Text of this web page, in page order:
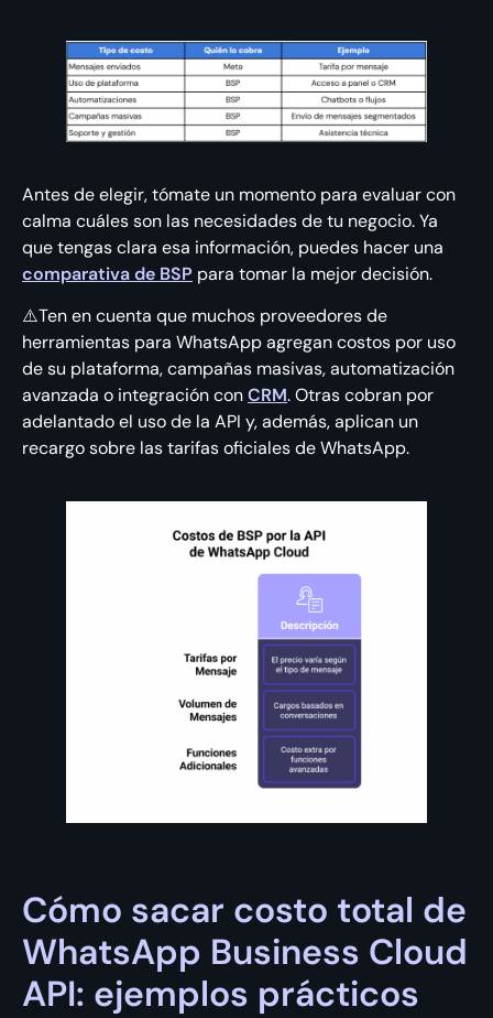
Antes de elegir, tómate un momento para evaluar con
calma cuáles son las necesidades de tu negocio. Ya
que tengas clara esa información, puedes hacer una
comparativa de BSP para tomar la mejor decisión.
⚠️Ten en cuenta que muchos proveedores de
herramientas para WhatsApp agregan costos por uso
de su plataforma, campañas masivas, automatización
avanzada o integración conCRM. Otras cobran por
adelantado el uso de la API y, además, aplican un
recargo sobre las tarifas oficiales de WhatsApp.
Cómo sacar costo total de
WhatsApp Business Cloud
API: ejemplos prácticos